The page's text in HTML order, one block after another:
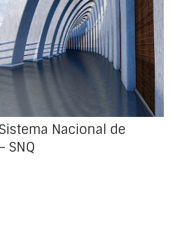
Nacional de Qualificações a
o IEFP, IP, os Conselhos
os Centros Qualifica e os
e formação profissional.
Nacional de
SNQ